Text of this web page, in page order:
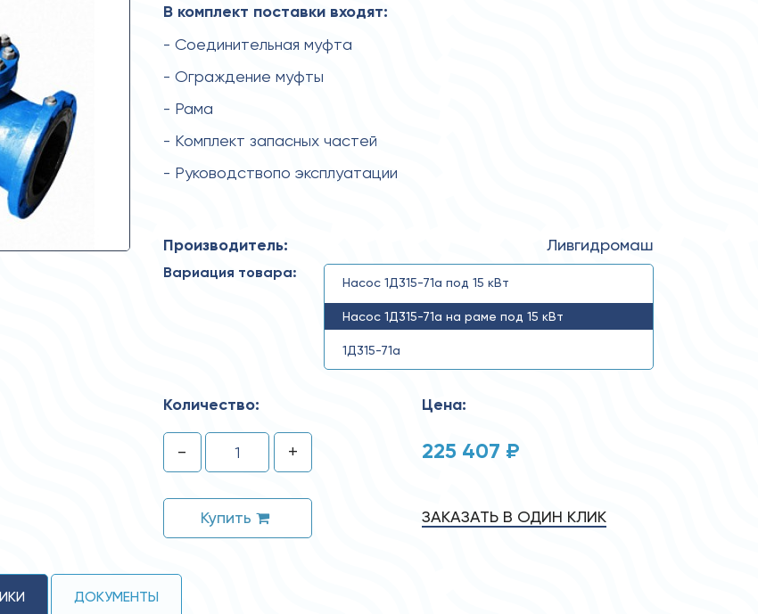
В комплект поставки входят:
- Соединительная муфта
- Ограждение муфты
- Рама
- Комплект запасных частей
- Руководствопо эксплуатации
Производитель: Ливгидромаш
Вариация товара:
Насос 1Д315-71а под 15 кВт
Насос 1Д315-71а на раме под 15 кВт
1Д315-71а
Количество:
- +
Купить
Цена:
225 407 ₽
ЗАКАЗАТЬ В ОДИН КЛИК
ДОКУМЕНТЫ